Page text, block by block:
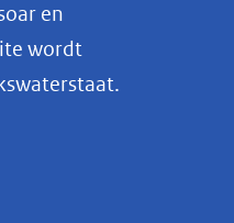
en
wordt